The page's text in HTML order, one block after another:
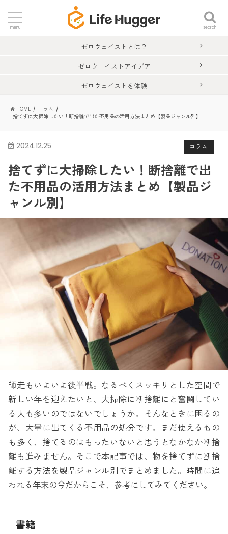
search
menu
ゼロウェイストとは？
ゼロウェイストアイデア
ゼロウェイストを体験
HOME
コラム
捨てずに大掃除したい！断捨離で出た不用品の活用方法まとめ【製品ジャンル別】
コラム
2024.12.25
捨てずに大掃除したい！断捨離で出
た不用品の活用方法まとめ【製品ジ
ャンル別】
師走もいよいよ後半戦。なるべくスッキリとした空間で
新しい年を迎えたいと、大掃除に断捨離にと奮闘してい
る人も多いのではないでしょうか。そんなときに困るの
が、大量に出てくる不用品の処分です。まだ使えるもの
も多く、捨てるのはもったいないと思うとなかなか断捨
離も進みません。そこで本記事では、物を捨てずに断捨
離する方法を製品ジャンル別でまとめました。時間に追
われる年末の今だからこそ、参考にしてみてください。
書籍